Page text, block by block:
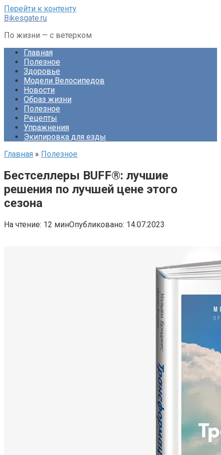
Перейти к контенту
Bikesgate.ru
По жизни — с ветерком
Главная
Полезное
Здоровье
Модели Велосипедов
Новости
Образ жизни
Полезное
Рецепты
Упражнения
Экипировка для езды
Главная » Полезное
Бестселлеры BUFF®: лучшие
решения по лучшей цене этого
сезона
На чтение: 12 минОпубликовано: 14.07.2023